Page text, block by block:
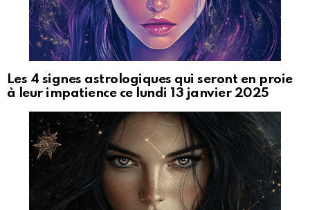
Les 4 signes astrologiques qui seront en proie
à leur impatience ce lundi 13 janvier 2025